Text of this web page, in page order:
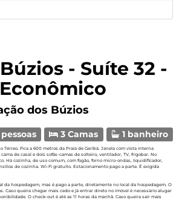
- Suíte 32 -
dos Búzios
3 Camas 1 banheiro
Térreo. Fica a 600 metros da Praia de Geribá. Janela com vista interna
de casal e dois sofás-camas de solteiro, ventilador, TV, frigobar. No
Há cozinha, de uso comum, com fogão, forno micro-ondas, liquidificador,
de cozinha. Wi-Fi gratuito. Estacionamento pago a parte. É exigida
da hospedagem, mas é pago a parte, diretamente no local da hospedagem. O
Caso queira chegar mais cedo e já entrar direto no imóvel é necessário alugar
O check-out é até as 11 horas da manhã. Caso queira sair mais